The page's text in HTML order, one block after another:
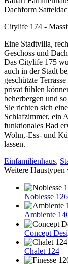
Dachform
Citylife 174 -
Eine Stadtvilla,
Geschoss und
Das Citylife 175
auch in der Stadt
geschützte
privat fühlen
beherbergen und
Sie richten sich
Schlafzimmer, ein
funktionales Bad
Wohn,-Ess- und
lassen.
Einfamilienhaus,
Weitere
Noblesse 126
Ambiente
Concept
Chalet 124